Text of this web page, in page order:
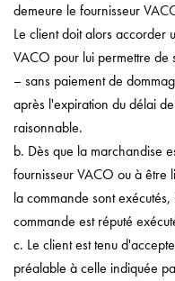
demeure le fournisseur
Le client doit alors accorder
VACO pour lui permettre de
– sans paiement de
après l'expiration du délai
raisonnable.
b. Dès que la marchandise
fournisseur VACO ou à être
la commande sont
commande est réputé
c. Le client est tenu
préalable à celle indiquée